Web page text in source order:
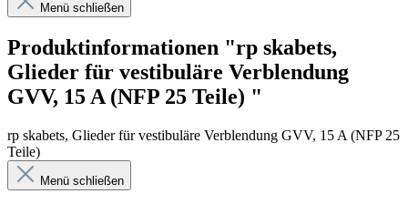
Menü schließen
Produktinformationen "rp skabets,
Glieder für vestibuläre Verblendung
GVV, 15 A (NFP 25 Teile) "
rp skabets, Glieder für vestibuläre Verblendung GVV, 15 A (NFP 25
Teile)
Menü schließen